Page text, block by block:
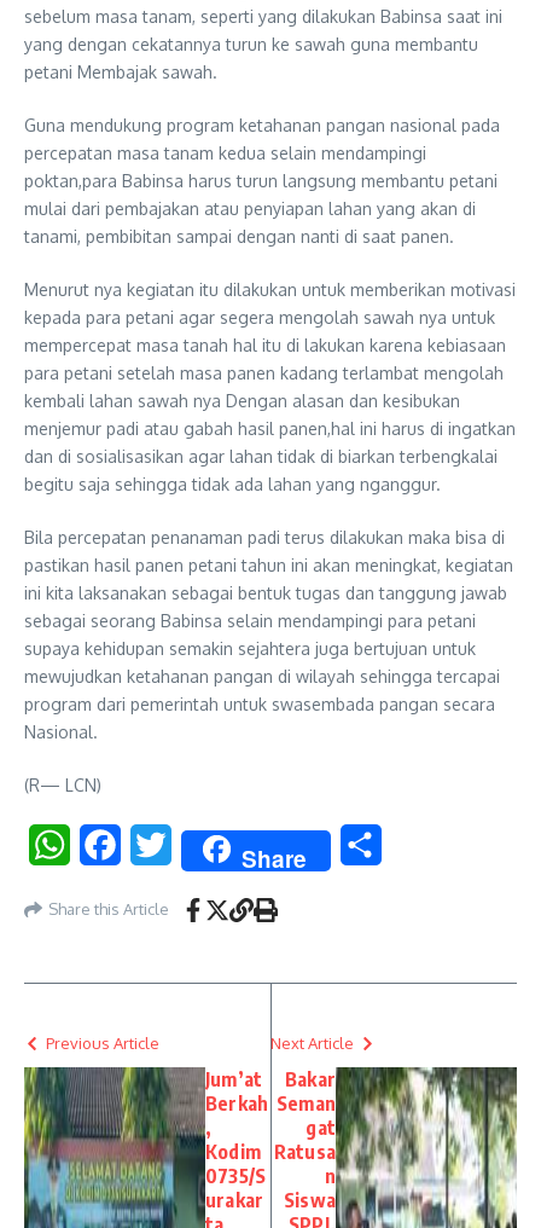
sebelum masa tanam, seperti yang dilakukan Babinsa saat ini
yang dengan cekatannya turun ke sawah guna membantu
petani Membajak sawah.
Guna mendukung program ketahanan pangan nasional pada
percepatan masa tanam kedua selain mendampingi
poktan,para Babinsa harus turun langsung membantu petani
mulai dari pembajakan atau penyiapan lahan yang akan di
tanami, pembibitan sampai dengan nanti di saat panen.
Menurut nya kegiatan itu dilakukan untuk memberikan motivasi
kepada para petani agar segera mengolah sawah nya untuk
mempercepat masa tanah hal itu di lakukan karena kebiasaan
para petani setelah masa panen kadang terlambat mengolah
kembali lahan sawah nya Dengan alasan dan kesibukan
menjemur padi atau gabah hasil panen,hal ini harus di ingatkan
dan di sosialisasikan agar lahan tidak di biarkan terbengkalai
begitu saja sehingga tidak ada lahan yang nganggur.
Bila percepatan penanaman padi terus dilakukan maka bisa di
pastikan hasil panen petani tahun ini akan meningkat, kegiatan
ini kita laksanakan sebagai bentuk tugas dan tanggung jawab
sebagai seorang Babinsa selain mendampingi para petani
supaya kehidupan semakin sejahtera juga bertujuan untuk
mewujudkan ketahanan pangan di wilayah sehingga tercapai
program dari pemerintah untuk swasembada pangan secara
Nasional.
(R— LCN)
WhatsAppFacebookTwitter Share
Share this Article
Previous Article
Jum’at
Berkah
,
Kodim
0735/S
urakar
Next Article
Bakar
Seman
gat
Ratusa
n
Siswa